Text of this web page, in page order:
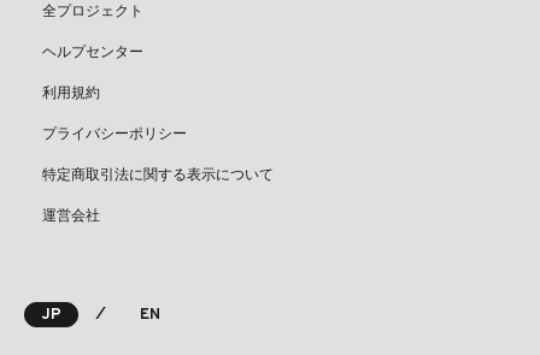
全プロジェクト
ヘルプセンター
利用規約
プライバシーポリシー
特定商取引法に関する表示について
運営会社
JP ⁄ EN